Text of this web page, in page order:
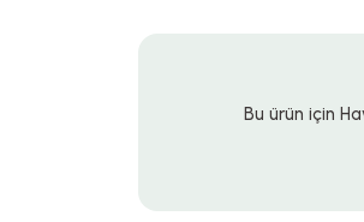
Bu ürün için